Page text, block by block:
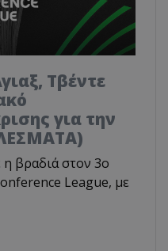
Τβέντε
για την
βραδιά στον 3ο
League, με